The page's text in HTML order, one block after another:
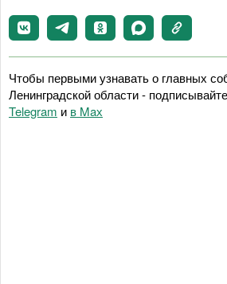
Чтобы первыми узнавать о главных
Ленинградской области -
Telegram и в Maх